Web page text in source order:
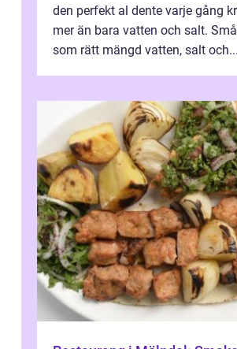
den perfekt al dente varje gång
mer än bara vatten och salt.
som rätt mängd vatten, salt och...